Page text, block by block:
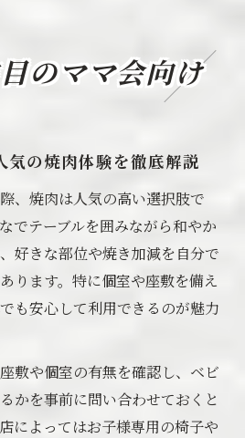
のママ会向け
気の焼肉体験を徹底解説
、焼肉は人気の高い選択肢で
でテーブルを囲みながら和やか
好きな部位や焼き加減を自分で
ります。特に個室や座敷を備え
も安心して利用できるのが魅力
敷や個室の有無を確認し、ベビ
かを事前に問い合わせておくと
によってはお子様専用の椅子や